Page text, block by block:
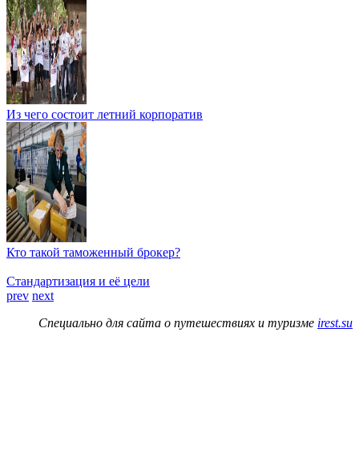
Из чего состоит летний корпоратив
Кто такой таможенный брокер?
Стандартизация и её цели
prev next
Специально для сайта о путешествиях и туризме irest.su